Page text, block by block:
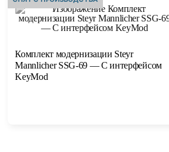
Комплект модернизации Steyr
Mannlicher SSG-69 — С интерфейсом
KeyMod